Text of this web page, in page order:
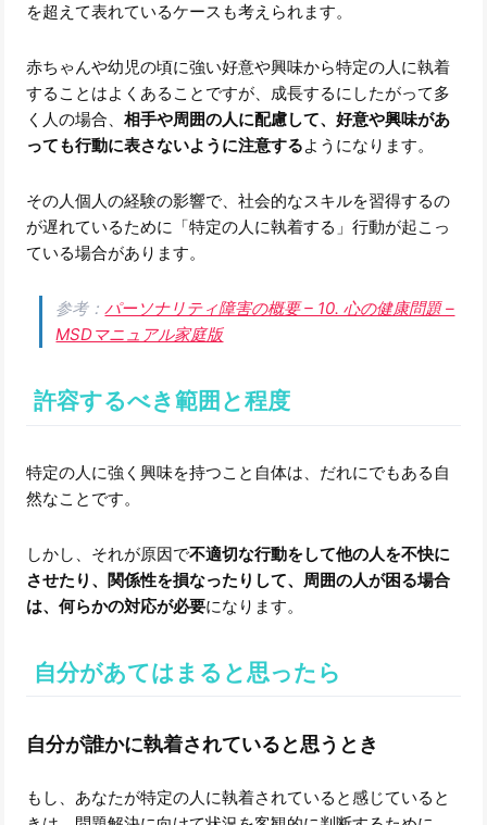
を超えて表れているケースも考えられます。
赤ちゃんや幼児の頃に強い好意や興味から特定の人に執着
することはよくあることですが、成長するにしたがって多
く人の場合、相手や周囲の人に配慮して、好意や興味があ
っても行動に表さないように注意するようになります。
その人個人の経験の影響で、社会的なスキルを習得するの
が遅れているために「特定の人に執着する」行動が起こっ
ている場合があります。
参考：パーソナリティ障害の概要 – 10. 心の健康問題 –
MSDマニュアル家庭版
許容するべき範囲と程度
特定の人に強く興味を持つこと自体は、だれにでもある自
然なことです。
しかし、それが原因で不適切な行動をして他の人を不快に
させたり、関係性を損なったりして、周囲の人が困る場合
は、何らかの対応が必要になります。
自分があてはまると思ったら
自分が誰かに執着されていると思うとき
もし、あなたが特定の人に執着されていると感じていると